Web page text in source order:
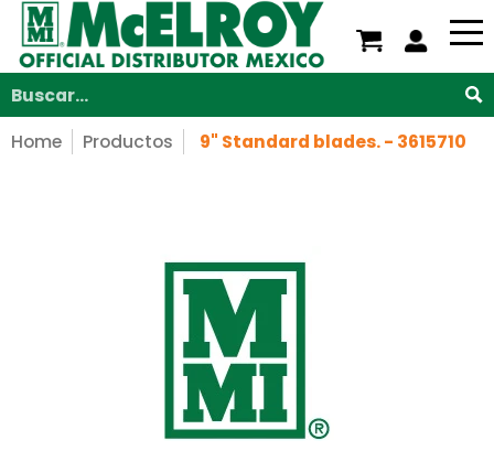
Saltar al contenido principal
Nosotros Servicios Productos Soporte
Buscar...
Home Productos 9" Standard blades. - 3615710